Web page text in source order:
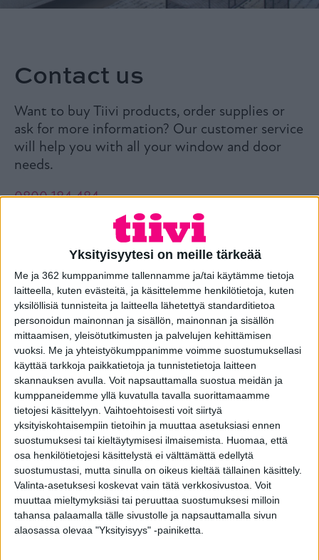
Yksityisyytesi on meille tärkeää
Me ja 362 kumppanimme tallennamme ja/tai käytämme tietoja
laitteella, kuten evästeitä, ja käsittelemme henkilötietoja, kuten
yksilöllisiä tunnisteita ja laitteella lähetettyä standarditietoa
personoidun mainonnan ja sisällön, mainonnan ja sisällön
mittaamisen, yleisötutkimusten ja palvelujen kehittämisen
vuoksi. Me ja yhteistyökumppanimme voimme suostumuksellasi
käyttää tarkkoja paikkatietoja ja tunnistetietoja laitteen
skannauksen avulla. Voit napsauttamalla suostua meidän ja
kumppaneidemme yllä kuvatulla tavalla suorittamaamme
tietojesi käsittelyyn. Vaihtoehtoisesti voit siirtyä
yksityiskohtaisempiin tietoihin ja muuttaa asetuksiasi ennen
suostumuksesi tai kieltäytymisesi ilmaisemista. Huomaa, että
osa henkilötietojesi käsittelystä ei välttämättä edellytä
suostumustasi, mutta sinulla on oikeus kieltää tällainen käsittely.
Valinta-asetuksesi koskevat vain tätä verkkosivustoa. Voit
muuttaa mieltymyksiäsi tai peruuttaa suostumuksesi milloin
tahansa palaamalla tälle sivustolle ja napsauttamalla sivun
alaosassa olevaa "Yksityisyys" -painiketta.
Contact us
Want to buy Tiivi products, order supplies or
ask for more information? Our customer service
will help you with all your window and door
needs.
0800 184 484
Call free on weekdays from 8am to 4pm.
Have a question? Fill in the
contact form
Window renovation, new build or
housing company renovation?
Request a quote for Tiivi windows and
doors
RENOVATION